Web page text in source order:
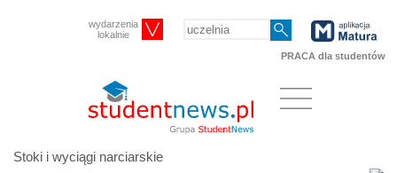
wydarzenia
lokalnie
PRACA dla studentów
Stoki i wyciągi narciarskie